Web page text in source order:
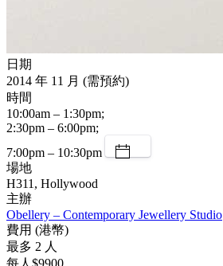
日期
2014 年 11 月 (需預約)
時間
10:00am – 1:30pm;
2:30pm – 6:00pm;
7:00pm – 10:30pm
場地
H311, Hollywood
主辦
Obellery – Contemporary Jewellery Studio
費用 (港幣)
最多 2 人